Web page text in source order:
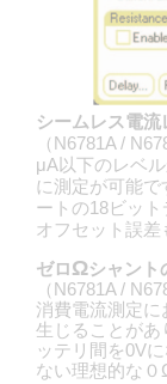
シームレス電
（N6781A /
μA以下のレベ
に測定が可能
ートの18ビッ
オフセット誤差
ゼロΩシャント
（N6781A /
消費電流測定
生じることが
ッテリ間を0V
ない理想的な０